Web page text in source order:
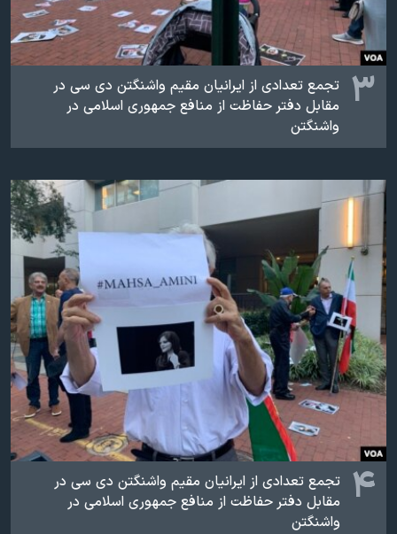
۳ تجمع تعدادی از ایرانیان مقیم واشنگتن دی سی در
مقابل دفتر حفاظت از منافع جمهوری اسلامی در
واشنگتن
۴ تجمع تعدادی از ایرانیان مقیم واشنگتن دی سی در
مقابل دفتر حفاظت از منافع جمهوری اسلامی در
واشنگتن